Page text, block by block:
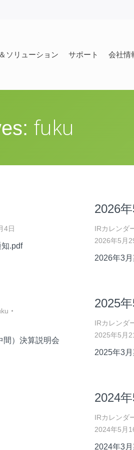
ソリューション サポート 会社情
fuku
4日
.pdf
2026
IRカレンダ
2026年5月
2026年3
）決算説明会
2025
IRカレンダ
2025年5月
2025年3
2024
IRカレンダ
2024年5月
2024年3